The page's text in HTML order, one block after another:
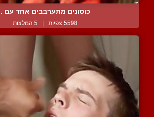
כוסונים מתערבבים אחד עם
5598 צפיות | 5 המלצות